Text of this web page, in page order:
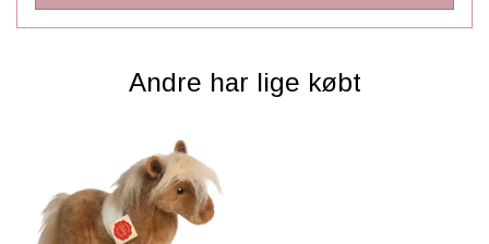
Andre har lige købt